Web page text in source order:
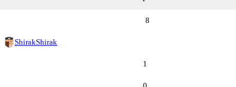
8
ShirakShirak
1